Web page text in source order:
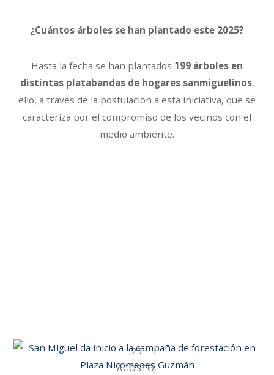
¿Cuántos árboles se han plantado este 2025?
Hasta la fecha se han plantados 199 árboles en
distintas platabandas de hogares sanmiguelinos,
ello, a través de la postulación a esta iniciativa, que se
caracteriza por el compromiso de los vecinos con el
medio ambiente.
25
AGOSTO,